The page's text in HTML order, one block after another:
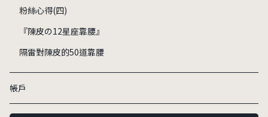
粉絲心得(四)
『陳皮の12星座靠腰』
隔雷對陳皮的50道靠腰
帳戶